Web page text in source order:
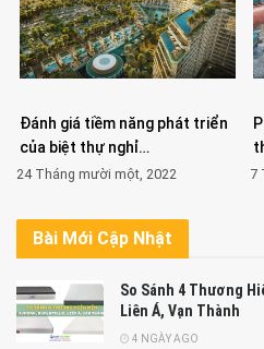
Đánh giá tiềm năng phát triển
của biệt thự nghỉ…
24 Tháng mười một, 2022 7
Bài Mới Cập Nhật
So Sánh 4 Thương
Liên Á, Vạn Thành
4 NGÀY AGO